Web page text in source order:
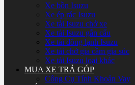
Xe bồn Isuzu
Xe ép rác Isuzu
Xe tải Isuzu chở xe
Xe tải Isuzu gắn cẩu
Xe tải đông lạnh Isuzu
Xe tải chở gia cầm gia súc
Xe tải Isuzu loại khác
MUA XE TRẢ GÓP
Công Cụ Tính Khoản Vay